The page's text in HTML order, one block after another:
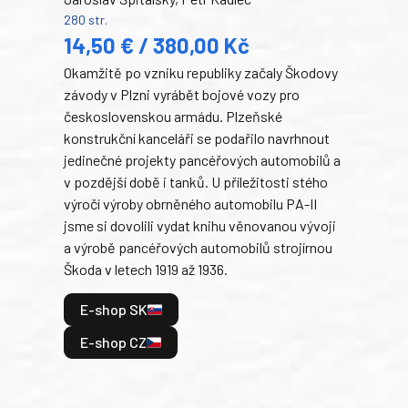
280 str.
14,50 € / 380,00 Kč
Okamžitě po vzniku republiky začaly Škodovy
závody v Plzni vyrábět bojové vozy pro
československou armádu. Plzeňské
konstrukční kanceláři se podařilo navrhnout
jedinečné projekty pancéřových automobilů a
v pozdější době i tanků. U příležitosti stého
výročí výroby obrněného automobilu PA-II
jsme si dovolili vydat knihu věnovanou vývoji
a výrobě pancéřových automobilů strojírnou
Škoda v letech 1919 až 1936.
E-shop SK
E-shop CZ